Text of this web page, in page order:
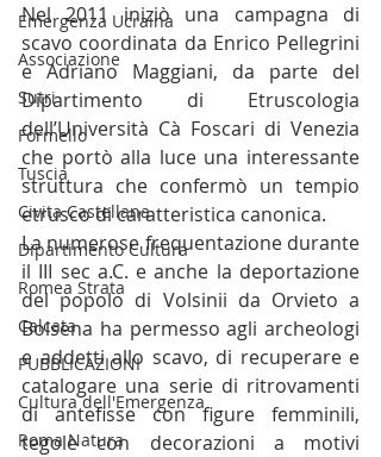
Emergenza Ucraina
Associazione
Sutri
Formello
Tuscia
Civita Castellana
Dipartimento Cultura
Romea Strata
Calcata
PUBBLICAZIONI
Cultura dell'Emergenza
Roma Natura
Nel 2011 iniziò una campagna di
scavo coordinata da Enrico Pellegrini
e Adriano Maggiani, da parte del
Dipartimento di Etruscologia
dell’Università Cà Foscari di Venezia
che portò alla luce una interessante
struttura che confermò un tempio
etrusco di caratteristica canonica.
La numerose frequentazione durante
il III sec a.C. e anche la deportazione
del popolo di Volsinii da Orvieto a
Bolsena ha permesso agli archeologi
e addetti allo scavo, di recuperare e
catalogare una serie di ritrovamenti
di antefisse con figure femminili,
tegole con decorazioni a motivi